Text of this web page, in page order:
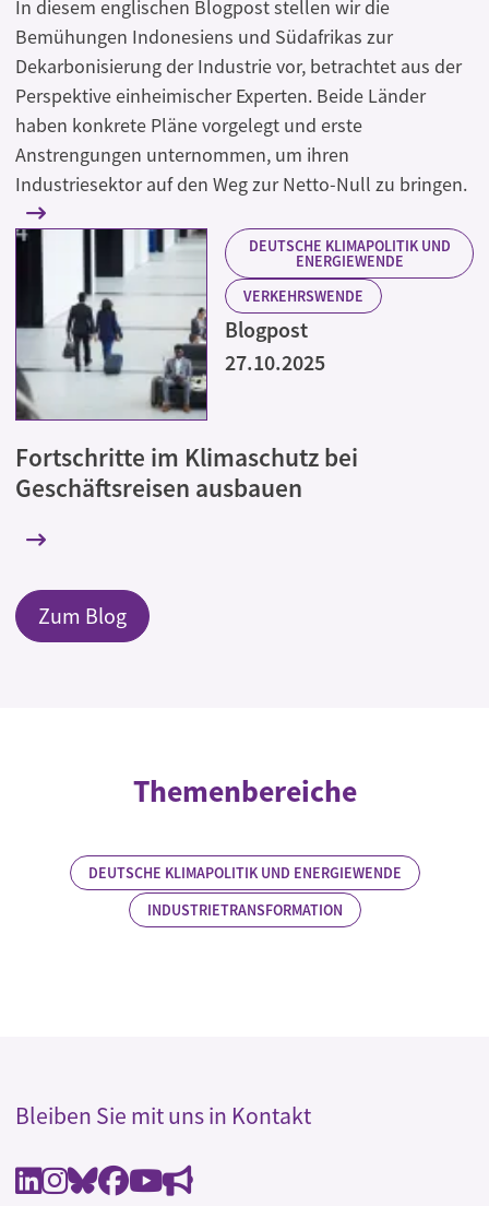
In diesem englischen Blogpost stellen wir die
Bemühungen Indonesiens und Südafrikas zur
Dekarbonisierung der Industrie vor, betrachtet aus der
Perspektive einheimischer Experten. Beide Länder
haben konkrete Pläne vorgelegt und erste
Anstrengungen unternommen, um ihren
Industriesektor auf den Weg zur Netto-Null zu bringen.
DEUTSCHE KLIMAPOLITIK UND
ENERGIEWENDE
VERKEHRSWENDE
Blogpost
27.10.2025
Fortschritte im Klimaschutz bei
Geschäftsreisen ausbauen
Zum Blog
Themenbereiche
DEUTSCHE KLIMAPOLITIK UND ENERGIEWENDE
INDUSTRIETRANSFORMATION
Bleiben Sie mit uns in Kontakt